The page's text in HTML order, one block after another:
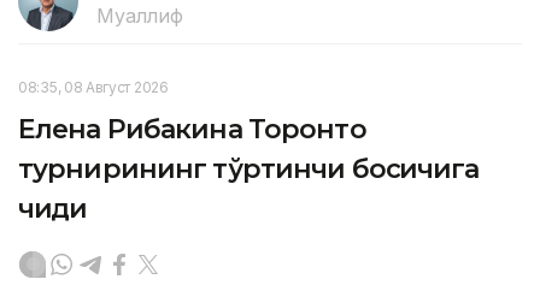
Муаллиф
08:35, 08 Август 2026
Елена Рибакина Торонто
турнирининг тўртинчи босқичига
чиқди